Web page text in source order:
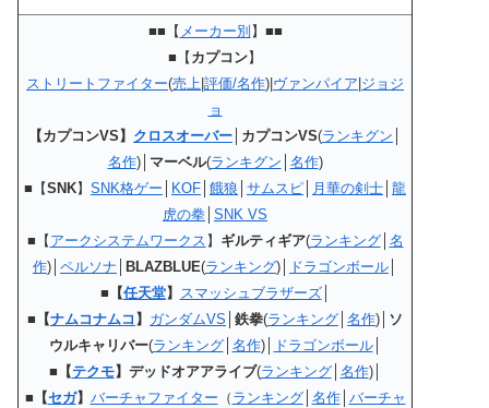
■■【 メーカー別 】■■
■【 カプコン】
ストリートファイター(売上 評価/名作)| ヴァンパイア ジョジ
ョ
【カプコンVS】 クロスオーバー │カプコンVS(ランキグン
名作)│ マーベル(ランキグン 名作)
■【SNK】 SNK格ゲー KOF 餓狼 サムスピ 月華の剣士 龍
虎の拳 SNK VS
■【 アークシステムワークス 】 ギルティギア(ランキング│ 名
作)│ ペルソナ BLAZBLUE(ランキング)│ ドラゴンボール
■ 【任天堂】 スマッシュブラザーズ│
■ 【ナムコナムコ 】 ガンダムVS 鉄拳(ランキング 名作)│ ソ
ウルキャリバー(ランキング│ 名作)│ ドラゴンボール│
■ 【テクモ】デッドオアアライブ(ランキング│ 名作)│
■ 【セガ】 バーチャファイター （ ランキング│ 名作│ バーチャ